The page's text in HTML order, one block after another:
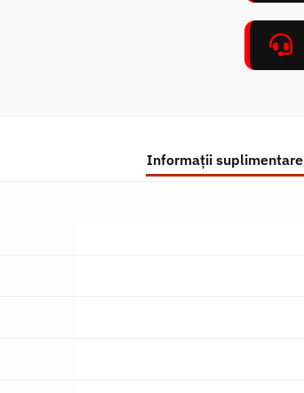
Informații suplimentare